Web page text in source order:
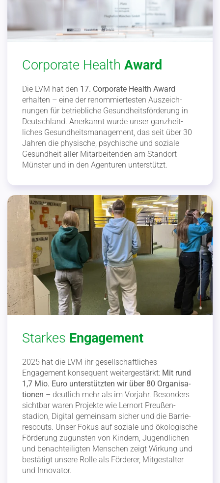
Corporate Health Award
Die LVM hat den 17. Corporate Health Award
erhalten – eine der renom­mier­testen Auszeich­
nungen für betrieb­liche Gesund­heits­för­derung in
Deutschland. Anerkannt wurde unser ganzheit­
liches Gesund­heits­ma­nagement, das seit über 30
Jahren die physische, psychische und soziale
Gesundheit aller Mitar­bei­tenden am Standort
Münster und in den Agenturen unter­stützt.
Starkes Engagement
2025 hat die LVM ihr gesell­schaft­liches
Engagement konse­quent weiter­ge­stärkt: Mit rund
1,7 Mio. Euro unter­stützten wir über 80 Organi­sa­
tionen – deutlich mehr als im Vorjahr. Besonders
sichtbar waren Projekte wie Lernort Preußen­
stadion, Digital gemeinsam sicher und die Barrie­
rescouts. Unser Fokus auf soziale und ökolo­gische
Förderung zugunsten von Kindern, Jugend­lichen
und benach­tei­ligten Menschen zeigt Wirkung und
bestätigt unsere Rolle als Förderer, Mitge­stalter
und Innovator.